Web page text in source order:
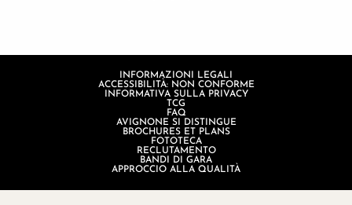
INFORMAZIONI LEGALI
ACCESSIBILITÀ: NON CONFORME
INFORMATIVA SULLA PRIVACY
TCG
FAQ
AVIGNONE SI DISTINGUE
BROCHURES ET PLANS
FOTOTECA
RECLUTAMENTO
BANDI DI GARA
APPROCCIO ALLA QUALITÀ